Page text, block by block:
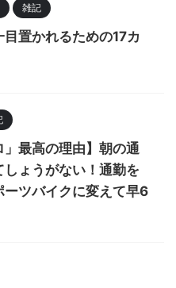
雑記
置かれるための17カ
」最高の理由】朝の通
しょうがない！通勤を
ーツバイクに変えて早6